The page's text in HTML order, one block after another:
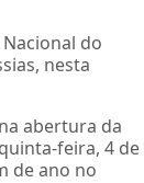
do
nesta
abertura da
feira, 4 de
de ano no